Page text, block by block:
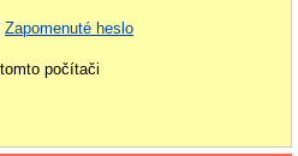
Zapomenuté heslo
počítači